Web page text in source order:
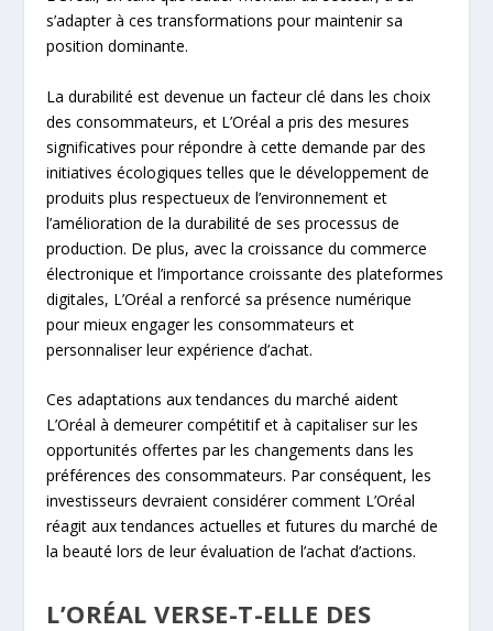
s’adapter à ces transformations pour maintenir sa
position dominante.
La durabilité est devenue un facteur clé dans les choix
des consommateurs, et L’Oréal a pris des mesures
significatives pour répondre à cette demande par des
initiatives écologiques telles que le développement de
produits plus respectueux de l’environnement et
l’amélioration de la durabilité de ses processus de
production. De plus, avec la croissance du commerce
électronique et l’importance croissante des plateformes
digitales, L’Oréal a renforcé sa présence numérique
pour mieux engager les consommateurs et
personnaliser leur expérience d’achat.
Ces adaptations aux tendances du marché aident
L’Oréal à demeurer compétitif et à capitaliser sur les
opportunités offertes par les changements dans les
préférences des consommateurs. Par conséquent, les
investisseurs devraient considérer comment L’Oréal
réagit aux tendances actuelles et futures du marché de
la beauté lors de leur évaluation de l’achat d’actions.
L’ORÉAL VERSE-T-ELLE DES